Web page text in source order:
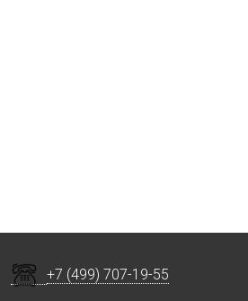
+7 (499) 707-19-55